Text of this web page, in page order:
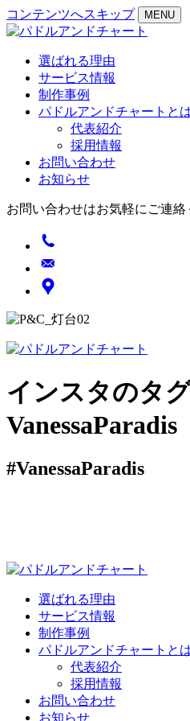
コンテンツへスキップ MENU
選ばれる理由
サービス情報
制作事例
パドルアンドチャートと
代表紹介
採用情報
お問い合わせ
お知らせ
お問い合わせはお気軽にご連絡
インスタのタ
VanessaParadis
#VanessaParadis
選ばれる理由
サービス情報
制作事例
パドルアンドチャートと
代表紹介
採用情報
お問い合わせ
お知らせ